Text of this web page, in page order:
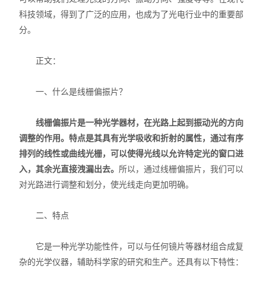
科技领域，得到了广泛的应用，也成为了光电行业中的重要部
分。
正文：
一、什么是线栅偏振片？
线栅偏振片是一种光学器材，在光路上起到振动光的方向
调整的作用。特点是其具有光学吸收和折射的属性，通过有序
排列的线性或曲线光栅，可以使得光线以允许特定光的窗口进
入，其余光直接洩漏出去。 所以，通过线栅偏振片，我们可以
对光路进行调整和划分，使光线走向更加明确。
二、特点
它是一种光学功能性件，可以与任何镜片等器材组合成复
杂的光学仪器，辅助科学家的研究和生产。还具有以下特性：